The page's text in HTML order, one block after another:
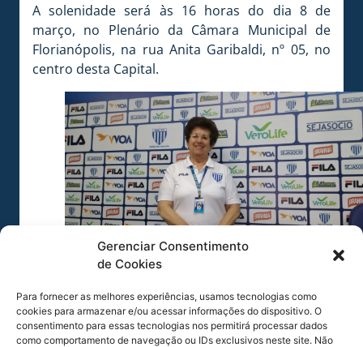
Gerenciar Consentimento
de Cookies
Para fornecer as melhores experiências, usamos tecnologias como
cookies para armazenar e/ou acessar informações do dispositivo. O
consentimento para essas tecnologias nos permitirá processar dados
como comportamento de navegação ou IDs exclusivos neste site. Não
A solenidade será às 16 horas do dia 8 de
março, no Plenário da Câmara Municipal de
Florianópolis, na rua Anita Garibaldi, nº 05, no
centro desta Capital.
Nesi Furlani receberá medalha Antonieta de Barros
COMPARTILHE ESSA NOTÍCIA